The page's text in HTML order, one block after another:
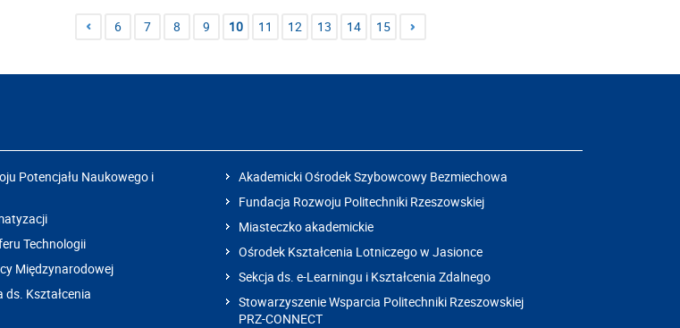
6 7 8 9 10 11 12 13 14 15
Potencjału Naukowego i
Technologii
Międzynarodowej
Kształcenia
Akademicki Ośrodek Szybowcowy Bezmiechowa
Fundacja Rozwoju Politechniki Rzeszowskiej
Miasteczko akademickie
Ośrodek Kształcenia Lotniczego w Jasionce
Sekcja ds. e-Learningu i Kształcenia Zdalnego
Stowarzyszenie Wsparcia Politechniki Rzeszowskiej
PRZ-CONNECT